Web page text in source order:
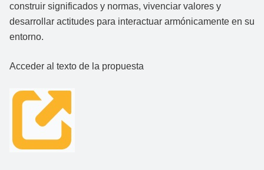
construir significados y normas, vivenciar valores y
desarrollar actitudes para interactuar armónicamente en su
entorno.
Acceder al texto de la propuesta